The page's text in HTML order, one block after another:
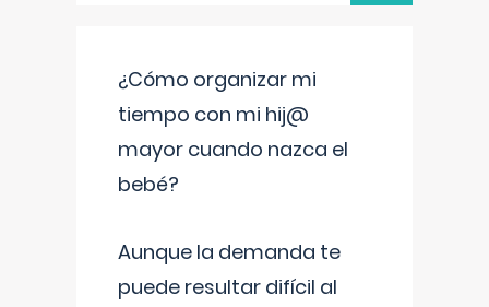
¿Cómo organizar mi
tiempo con mi hij@
mayor cuando nazca el
bebé?
Aunque la demanda te
puede resultar difícil al